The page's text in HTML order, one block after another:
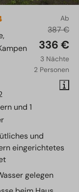
Ab
387 €
336 €
3 Nächte
2 Personen
und 1
und
eingerichtetes
gelegen